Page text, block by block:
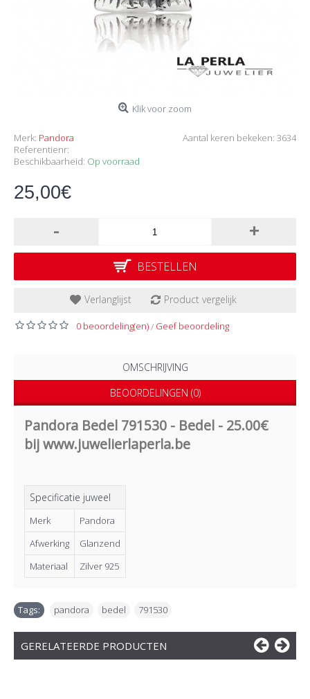
Klik voor zoom
Aantal keren bekeken: 3634
Merk: Pandora
Referentienr:
Beschikbaarheid: Op voorraad
25,00€
- +
BESTELLEN
Verlanglijst Product vergelijk
0 beoordeling(en)/ Geef beoordeling
OMSCHRIJVING
BEOORDELINGEN (0)
Pandora Bedel 791530 - Bedel - 25.00€
bij www.juwelierlaperla.be
Specificatie juweel
Merk
Pandora
Afwerking
Glanzend
Materiaal
Zilver 925
Tags: pandora bedel 791530
GERELATEERDE PRODUCTEN